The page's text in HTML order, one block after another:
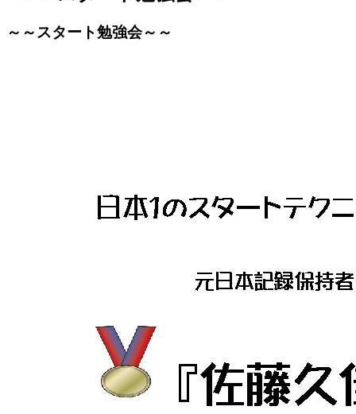
～～スタート勉強会～～